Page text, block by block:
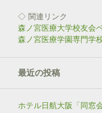
◇ 関連リンク
森ノ宮医療大学校友会
森ノ宮医療学園専門学
最近の投稿
ホテル日航大阪「同窓